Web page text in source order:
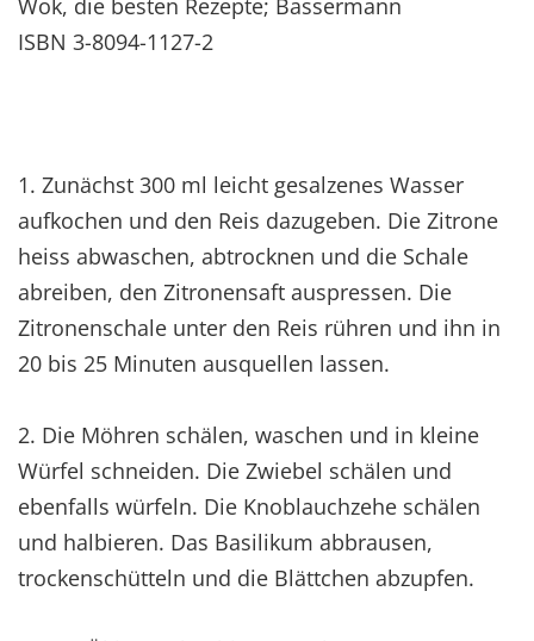
ISBN 3-8094-1127-2
1. Zunächst 300 ml leicht gesalzenes Wasser
aufkochen und den Reis dazugeben. Die Zitrone
heiss abwaschen, abtrocknen und die Schale
abreiben, den Zitronensaft auspressen. Die
Zitronenschale unter den Reis rühren und ihn in
20 bis 25 Minuten ausquellen lassen.
2. Die Möhren schälen, waschen und in kleine
Würfel schneiden. Die Zwiebel schälen und
ebenfalls würfeln. Die Knoblauchzehe schälen
und halbieren. Das Basilikum abbrausen,
trockenschütteln und die Blättchen abzupfen.